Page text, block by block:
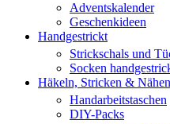
Adventskalender
Geschenkideen
Handgestrickt
Strickschals und
Socken
Häkeln, Stricken & Nähen
Handarbeitstaschen
DIY-Packs